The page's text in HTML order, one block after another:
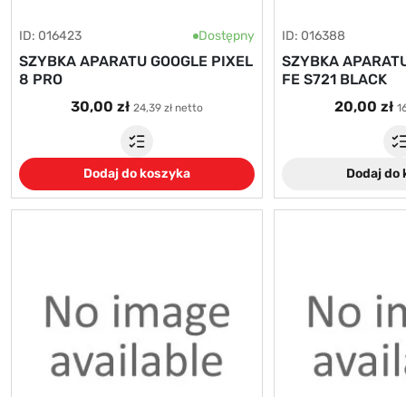
ID: 016423 Dostępny
SZYBKA APARATU GOOGLE PIXEL
8 PRO
30,00 zł 24,39 zł netto
Dodaj do koszyka
ID: 016388
SZYBKA
FE S721 BLACK
20,00 zł
Dodaj do